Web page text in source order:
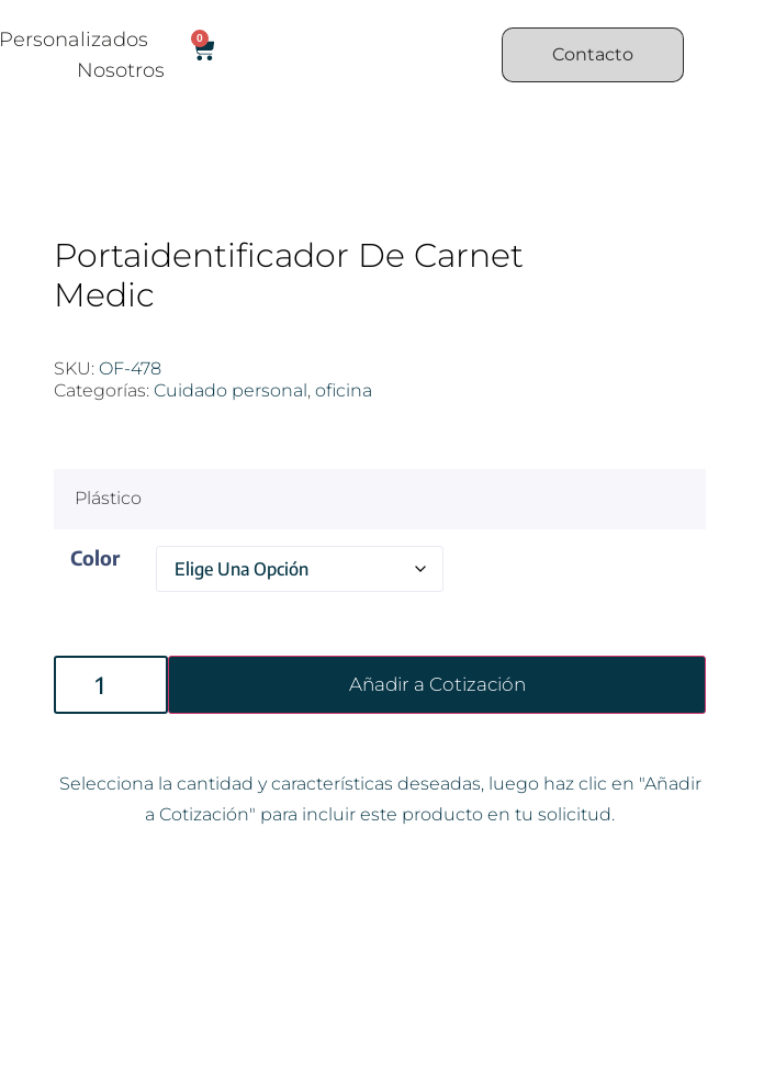
Personalizados
Nosotros
0
Contacto
Portaidentificador De Carnet
Medic
SKU: OF-478
Categorías: Cuidado personal , oficina
Plástico
Color
Añadir a Cotización
Selecciona la cantidad y características deseadas, luego haz clic en "Añadir
a Cotización" para incluir este producto en tu solicitud.